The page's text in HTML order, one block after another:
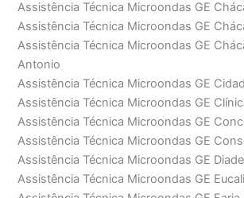
Assistência Técnica Microondas GE
Assistência Técnica Microondas GE
Assistência Técnica Microondas GE
Antonio
Assistência Técnica Microondas GE
Assistência Técnica Microondas GE
Assistência Técnica Microondas GE
Assistência Técnica Microondas GE
Assistência Técnica Microondas GE
Assistência Técnica Microondas GE